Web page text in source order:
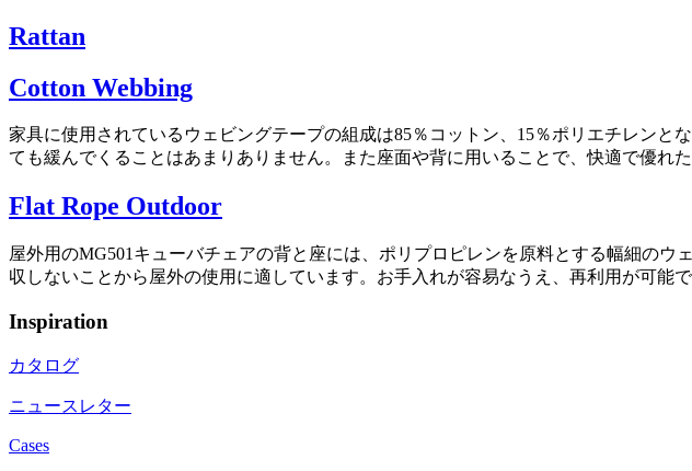
Rattan
Cotton Webbing
家具に使用されているウェビングテープの組成は85％コットン、15％ポリエチレン
ても緩んでくることはあまりありません。また座面や背に用いることで、快適で優れ
Flat Rope Outdoor
屋外用のMG501キューバチェアの背と座には、ポリプロピレンを原料とする幅細の
収しないことから屋外の使用に適しています。お手入れが容易なうえ、再利用が可能で
Inspiration
カタログ
ニュースレター
Cases